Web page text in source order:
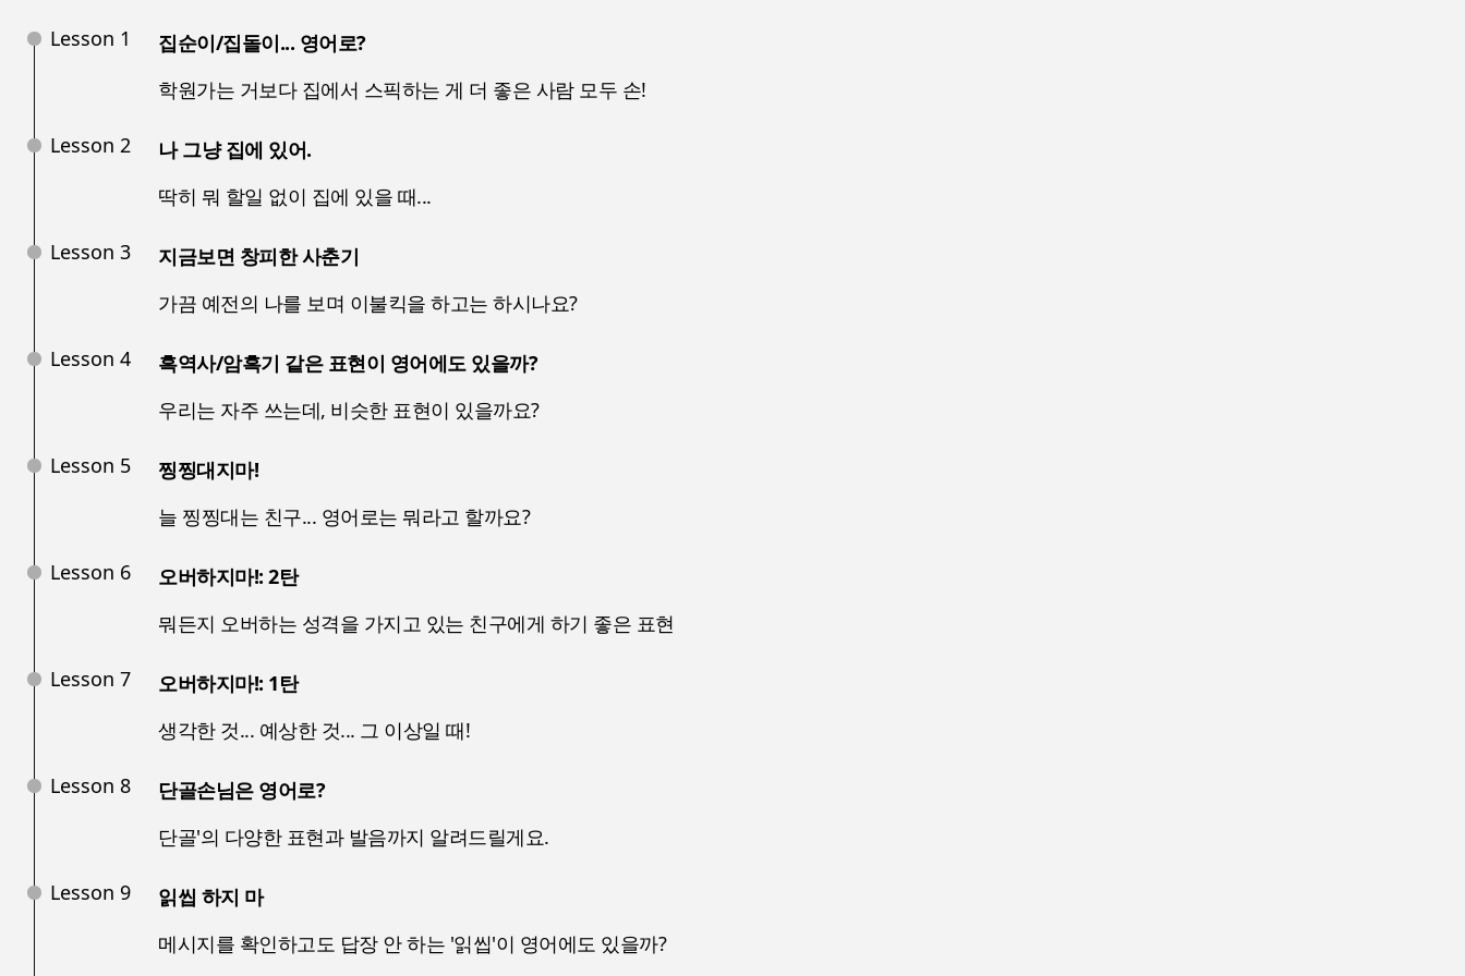
Lesson 1
집순이/집돌이... 영어로?
학원가는 거보다 집에서 스픽하는 게 더 좋은 사람 모두 손!
Lesson 2
나 그냥 집에 있어.
딱히 뭐 할일 없이 집에 있을 때...
Lesson 3
지금보면 창피한 사춘기
가끔 예전의 나를 보며 이불킥을 하고는 하시나요?
Lesson 4
흑역사/암흑기 같은 표현이 영어에도 있을까?
우리는 자주 쓰는데, 비슷한 표현이 있을까요?
Lesson 5
찡찡대지마!
늘 찡찡대는 친구... 영어로는 뭐라고 할까요?
Lesson 6
오버하지마!: 2탄
뭐든지 오버하는 성격을 가지고 있는 친구에게 하기 좋은 표현
Lesson 7
오버하지마!: 1탄
생각한 것... 예상한 것... 그 이상일 때!
Lesson 8
단골손님은 영어로?
단골'의 다양한 표현과 발음까지 알려드릴게요.
Lesson 9
읽씹 하지 마
메시지를 확인하고도 답장 안 하는 '읽씹'이 영어에도 있을까?